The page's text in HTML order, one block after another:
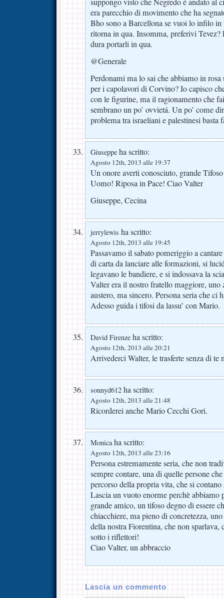
era parecchio di movimento che ha
Bho sono a Barcellona se vuoi lo infilo
ritorna in qua. Insomma, preferivi Tevez?
dura portarli in qua.
@Generale
Perdonami ma lo sai che abbiamo in
per i capolavori di Corvino? Io capisco
con le figurine, ma il ragionamento che
sembrano un po’ ovvietá. Un po’ come
problema tra israeliani e palestinesi basta
Giuseppe ha scritto:
Agosto 12th, 2013 alle 19:37
Un onore averti conosciuto, grande
Uomo! Riposa in Pace! Ciao Valter
Giuseppe, Cecina
jerrylewis ha scritto:
Agosto 12th, 2013 alle 19:45
Passavamo il sabato pomeriggio a
di carta da lanciare alle formazioni, si
legavano le bandiere, e si indossava la
Valter era il nostro fratello maggiore, uno
austero, ma sincero. Persona seria che ci
Adesso guida i tifosi da lassu’ con Mario.
David Firenze ha scritto:
Agosto 12th, 2013 alle 20:21
Arrivederci Walter, le trasferte senza di te
sonnyd612 ha scritto:
Agosto 12th, 2013 alle 21:48
Ricorderei anche Mario Cecchi Gori.
Monicaha scritto:
Agosto 12th, 2013 alle 23:16
Persona estremamente seria, che non
sempre contare, una di quelle persone
percorso della propria vita, che si
Lascia un vuoto enorme perchè abbiamo
grande amico, un tifoso degno di essere
chiacchiere, ma pieno di concretezza,
della nostra Fiorentina, che non sparlava,
sotto i riflettori!
Ciao Valter, un abbraccio
Lascia un commento